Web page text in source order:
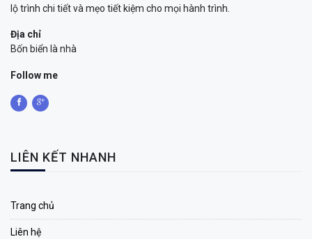
lộ trình chi tiết và mẹo tiết kiệm cho mọi hành trình.
Địa chỉ
Bốn biển là nhà
Follow me
LIÊN KẾT NHANH
Trang chủ
Liên hệ